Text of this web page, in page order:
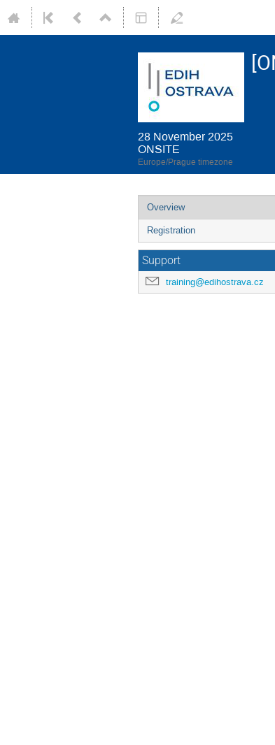
28 November 2025
ONSITE
Europe/Prague timezone
Event
menu
Overview
Registration
Support
training@edihostrava.cz